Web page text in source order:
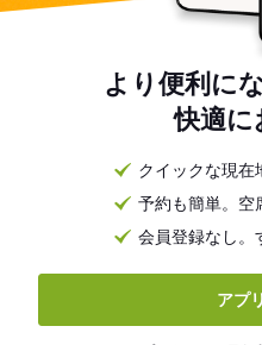
より便利に
快適に
クイックな現在
予約も簡単。空
会員登録なし。
アプ